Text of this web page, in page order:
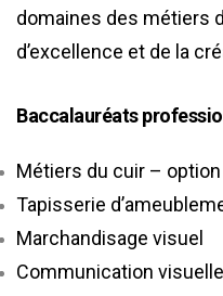
domaines des métiers
d’excellence et de la
Baccalauréats
Métiers du cuir –
Tapisserie
Marchandisage visuel
Communication